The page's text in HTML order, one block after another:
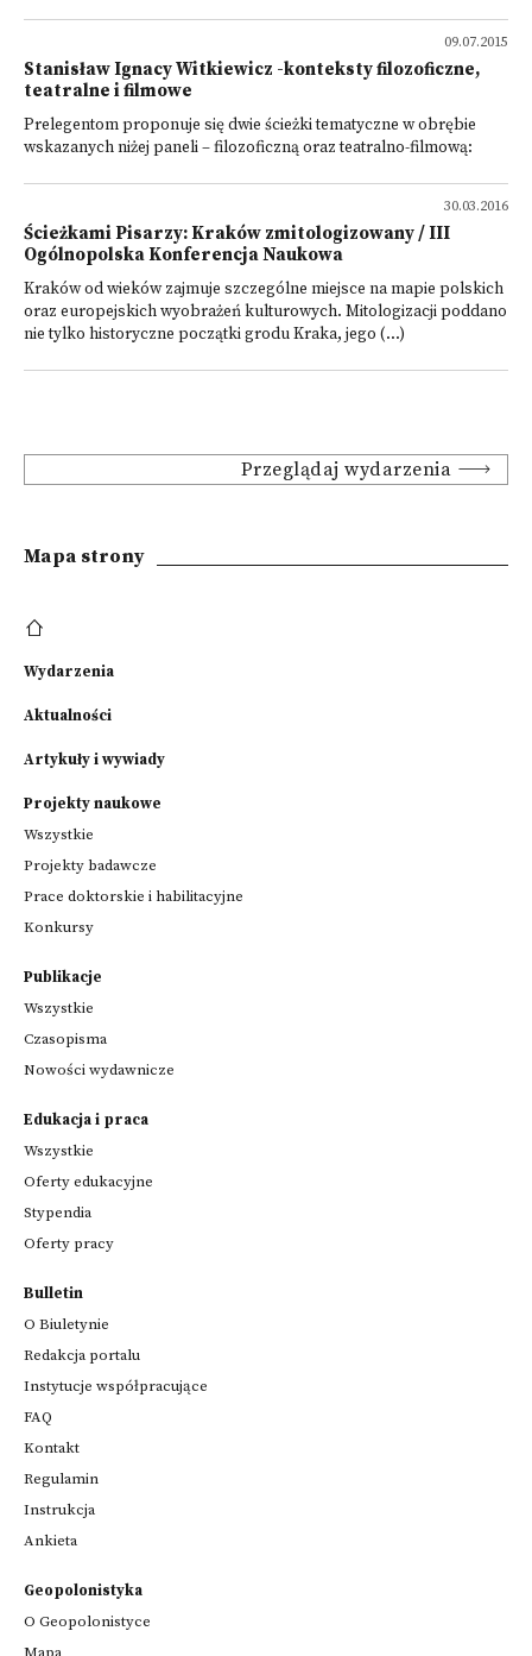
09.07.2015
Stanisław Ignacy Witkiewicz -konteksty filozoficzne,
teatralne i filmowe
Prelegentom proponuje się dwie ścieżki tematyczne w obrębie
wskazanych niżej paneli – filozoficzną oraz teatralno-filmową:
30.03.2016
Ścieżkami Pisarzy: Kraków zmitologizowany / III
Ogólnopolska Konferencja Naukowa
Kraków od wieków zajmuje szczególne miejsce na mapie polskich
oraz europejskich wyobrażeń kulturowych. Mitologizacji poddano
nie tylko historyczne początki grodu Kraka, jego (...)
Przeglądaj wydarzenia
Mapa strony
Wydarzenia
Aktualności
Artykuły i wywiady
Projekty naukowe
Wszystkie
Projekty badawcze
Prace doktorskie i habilitacyjne
Konkursy
Publikacje
Wszystkie
Czasopisma
Nowości wydawnicze
Edukacja i praca
Wszystkie
Oferty edukacyjne
Stypendia
Oferty pracy
Bulletin
O Biuletynie
Redakcja portalu
Instytucje współpracujące
FAQ
Kontakt
Regulamin
Instrukcja
Ankieta
Geopolonistyka
O Geopolonistyce